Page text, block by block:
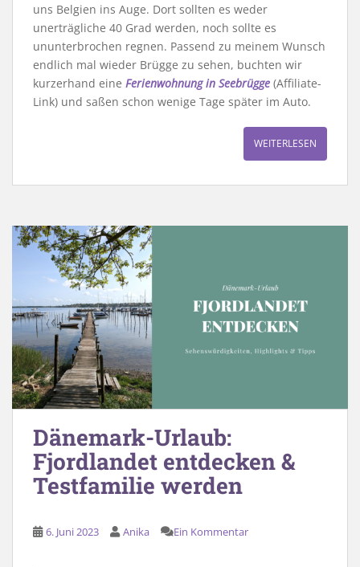
uns Belgien ins Auge. Dort sollten es weder
unerträgliche 40 Grad werden, noch sollte es
ununterbrochen regnen. Passend zu meinem Wunsch
endlich mal wieder Brügge zu sehen, buchten wir
kurzerhand eine Ferienwohnung in Seebrügge (Affiliate-
Link) und saßen schon wenige Tage später im Auto.
WEITERLESEN
Dänemark-Urlaub:
Fjordlandet entdecken &
Testfamilie werden
6. Juni 2023 Anika Ein Kommentar